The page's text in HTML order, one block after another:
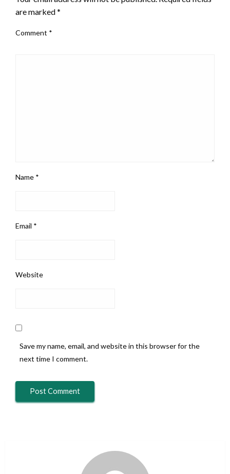
are marked*
Comment *
Name *
Email *
Website
Save my name, email, and website in this browser for the
next time I comment.